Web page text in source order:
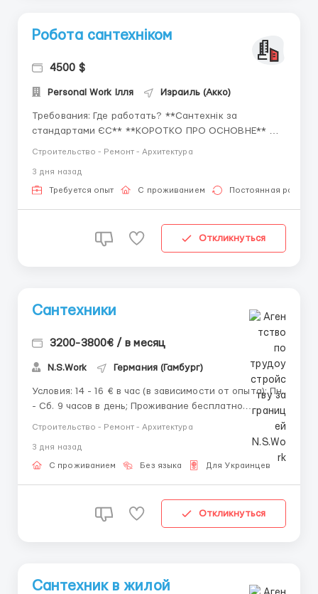
Робота сантехніком
4500 $
Personal Work Ілля Израиль (Акко)
Требования: Где работать? **Сантехнік за
стандартами ЄС** **КОРОТКО ПРО ОСНОВНЕ** 💵
Для чоловіків до 45 років; 📜 Біо/Віза/Карта Побуту/
ВНЖ від 10років/Громадянин ЄС; 🤝 Офіційн...
Строительство - Ремонт - Архитектура
3 дня назад
Требуется опыт С проживанием Постоянная работа
Откликнуться
Сантехники
3200-3800€ / в месяц
N.S.Work Германия (Гамбург)
Условия: 14 - 16 € в час (в зависимости от опыта); Пн.
- Сб. 9 часов в день; Проживание бесплатно.
водопроводных и отопительных систем, монтаж
сантехники. Требования: Опыт от 2-х лет; Паспорт
ЕС, ПМЖ ...
Строительство - Ремонт - Архитектура
3 дня назад
С проживанием Без языка Для Украинцев
Откликнуться
Сантехник в жилой